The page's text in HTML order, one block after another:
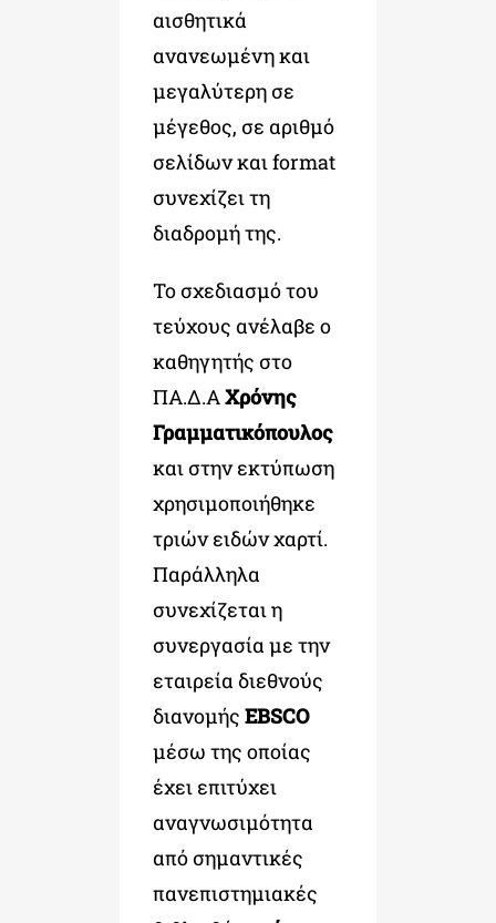
αισθητικά
ανανεωμένη και
μεγαλύτερη σε
μέγεθος, σε αριθμό
σελίδων και format
συνεχίζει τη
διαδρομή της.
Το σχεδιασμό του
τεύχους ανέλαβε ο
καθηγητής στο
ΠΑ.Δ.ΑΧρόνης
Γραμματικόπουλος
και στην εκτύπωση
χρησιμοποιήθηκε
τριών ειδών χαρτί.
Παράλληλα
συνεχίζεται η
συνεργασία με την
εταιρεία διεθνούς
διανομής EBSCO
μέσω της οποίας
έχει επιτύχει
αναγνωσιμότητα
από σημαντικές
πανεπιστημιακές